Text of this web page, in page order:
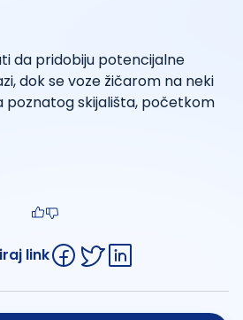
da pridobiju potencijalne
dok se voze žičarom na neki
poznatog skijališta, početkom
link